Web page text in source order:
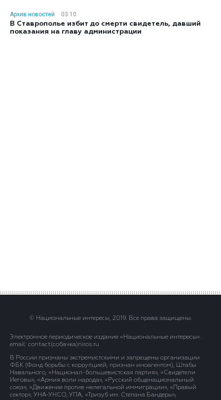
Архив новостей
03:10
В Ставрополье избит до смерти свидетель, давший
показания на главу администрации
© Национальные интересы, 2019. Все права защищены.
Электронное периодическое издание «Национальные интересы» .
email: contact(сoбaчка)niros.ru
В России признаны экстремистскими и запрещены организации
ФБК (Фонд борьбы с коррупцией, признан иноагентом), Штабы
Навального, «Национал-большевистская партия», «Свидетели
Иеговы», «Армия воли народа», «Русский общенациональный
союз», «Движение против нелегальной иммиграции», «Правый
сектор», УНА-УНСО, УПА, «Тризуб им. Степана Бандеры»,